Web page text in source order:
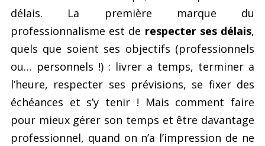
délais. La première marque du
professionnalisme est de respecter ses délais,
quels que soient ses objectifs (professionnels
ou… personnels !) : livrer a temps, terminer a
l’heure, respecter ses prévisions, se fixer des
échéances et s’y tenir ! Mais comment faire
pour mieux gérer son temps et être davantage
professionnel, quand on n’a l’impression de ne